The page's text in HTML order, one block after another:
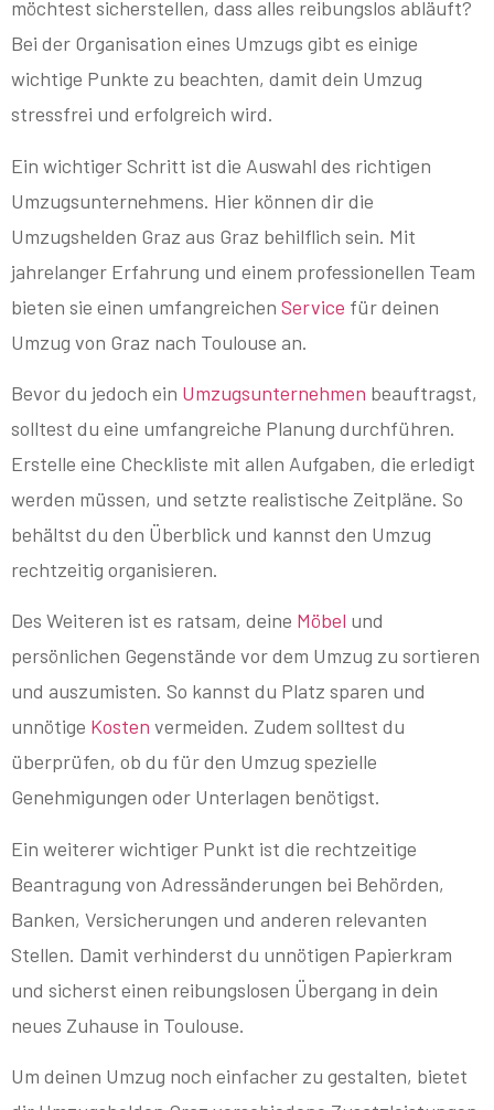
möchtest sicherstellen, dass alles reibungslos abläuft?
Bei der Organisation eines Umzugs gibt es einige
wichtige Punkte zu beachten, damit dein Umzug
stressfrei und erfolgreich wird.
Ein wichtiger Schritt ist die Auswahl des richtigen
Umzugsunternehmens. Hier können dir die
Umzugshelden Graz aus Graz behilflich sein. Mit
jahrelanger Erfahrung und einem professionellen Team
bieten sie einen umfangreichen Service für deinen
Umzug von Graz nach Toulouse an.
Bevor du jedoch ein Umzugsunternehmen beauftragst,
solltest du eine umfangreiche Planung durchführen.
Erstelle eine Checkliste mit allen Aufgaben, die erledigt
werden müssen, und setzte realistische Zeitpläne. So
behältst du den Überblick und kannst den Umzug
rechtzeitig organisieren.
Des Weiteren ist es ratsam, deine Möbel und
persönlichen Gegenstände vor dem Umzug zu sortieren
und auszumisten. So kannst du Platz sparen und
unnötige Kosten vermeiden. Zudem solltest du
überprüfen, ob du für den Umzug spezielle
Genehmigungen oder Unterlagen benötigst.
Ein weiterer wichtiger Punkt ist die rechtzeitige
Beantragung von Adressänderungen bei Behörden,
Banken, Versicherungen und anderen relevanten
Stellen. Damit verhinderst du unnötigen Papierkram
und sicherst einen reibungslosen Übergang in dein
neues Zuhause in Toulouse.
Um deinen Umzug noch einfacher zu gestalten, bietet